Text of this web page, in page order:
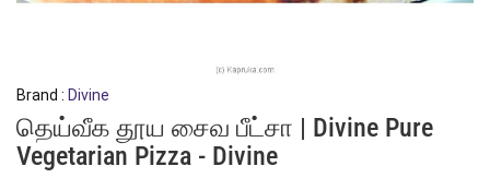
Brand : Divine
தெய்வீக தூய சைவ பீட்சா | Divine Pure
Vegetarian Pizza - Divine